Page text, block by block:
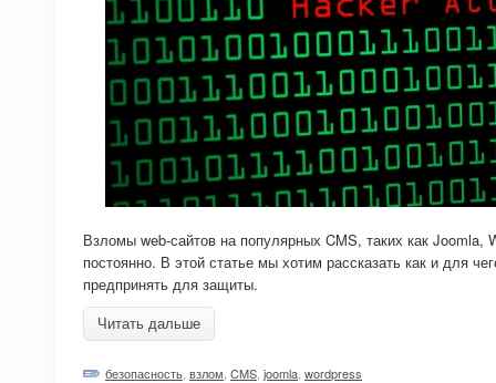
Взломы web-сайтов на популярных CMS, таких как Joomla,
постоянно. В этой статье мы хотим рассказать как и для
предпринять для защиты.
Читать дальше
безопасность взлом CMS joomla wordpress